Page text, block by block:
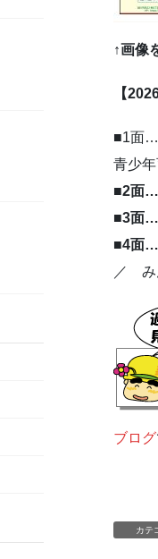
↑画像
【
■1面
青少年
■2面…
■3面…
■4面…
／ み
ブログ
カテ